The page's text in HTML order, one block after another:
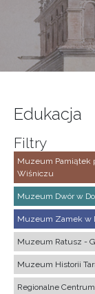
Edukacja
Filtry
Muzeum Pamiątek
Wiśniczu
Muzeum Dwór w
Muzeum Zamek w
Muzeum Ratusz -
Muzeum Historii
Regionalne